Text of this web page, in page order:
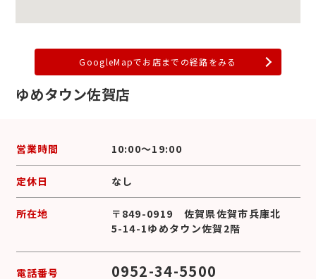
GoogleMapでお店までの経路をみる
ゆめタウン佐賀店
営業時間 10:00～19:00
定休日 なし
所在地
〒849-0919 佐賀県佐賀市兵庫北
5-14-1ゆめタウン佐賀2階
電話番号 0952-34-5500